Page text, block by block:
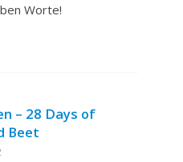
Worte!
– 28 Days of
Beet